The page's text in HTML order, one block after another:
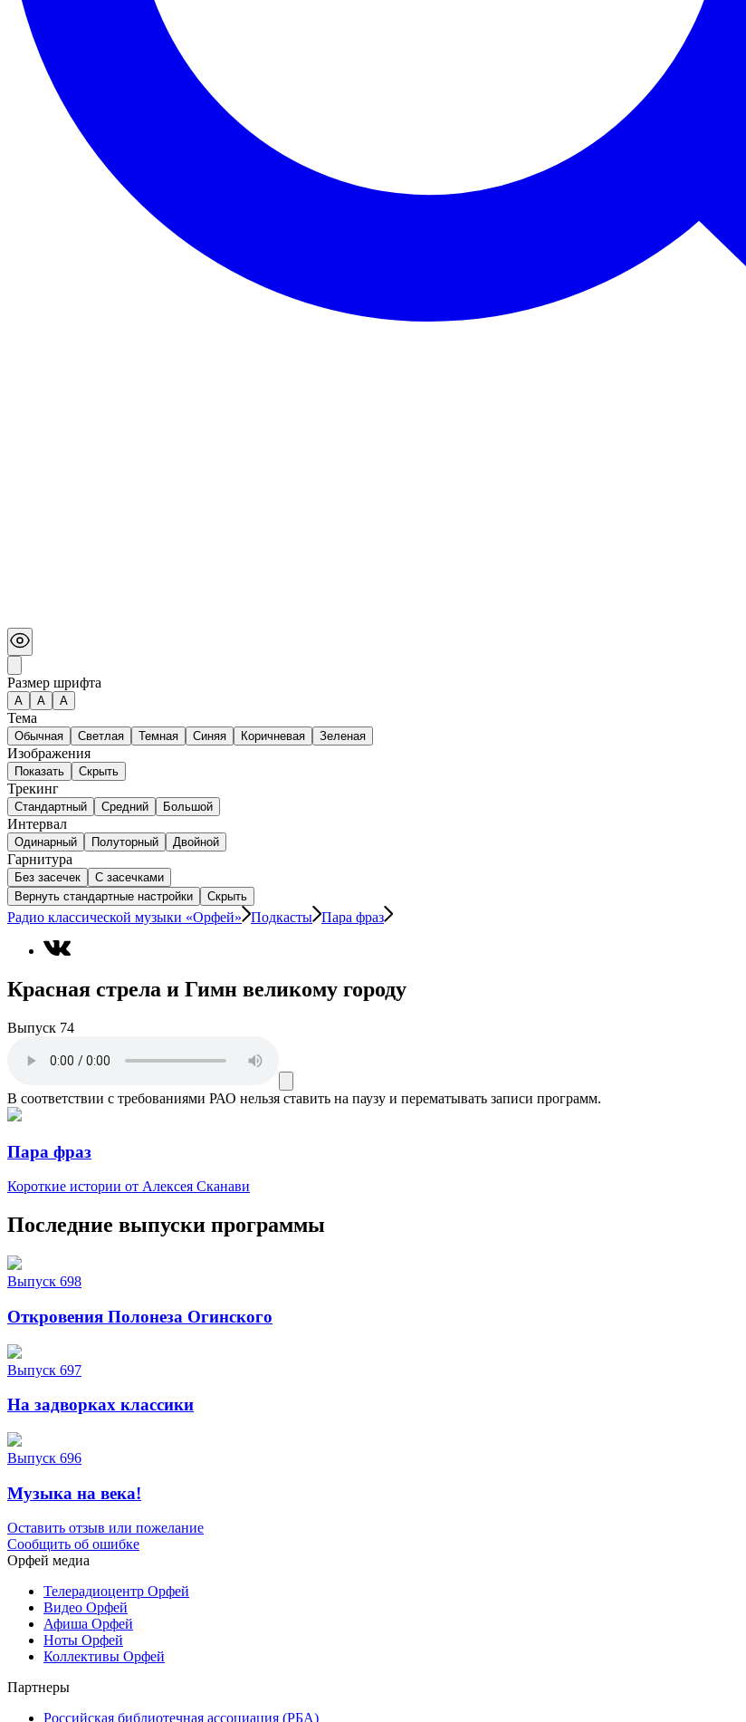
Размер шрифта
А A A
Тема
Обычная Светлая Темная Синяя Коричневая Зеленая
Изображения
Показать Скрыть
Трекинг
Стандартный Средний Большой
Интервал
Одинарный Полуторный Двойной
Гарнитура
Без засечек
С засечками
Вернуть стандартные настройки
Скрыть
Радио классической музыки «Орфей» Подкасты Пара фраз
Красная стрела и Гимн великому городу
Выпуск 74
В соответствии с требованиями РАО нельзя ставить на паузу и перематывать записи программ.
Пара фраз
Короткие истории от Алексея Сканави
Последние выпуски программы
Выпуск 698
Откровения Полонеза Огинского
Выпуск 697
На задворках классики
Выпуск 696
Музыка на века!
Оставить отзыв или пожелание
Сообщить об ошибке
Орфей медиа
Телерадиоцентр Орфей
Видео Орфей
Афиша Орфей
Ноты Орфей
Коллективы Орфей
Партнеры
Российская библиотечная ассоциация (РБА)